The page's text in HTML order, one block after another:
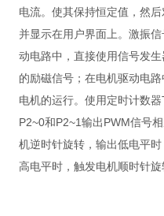
电流。使其保持恒定值，然
并显示在用户界面上。激振
动电路中，直接使用信号发
的励磁信号；在电机驱动电
电机的运行。使用定时计数
P2~0和P2~1输出PWM信号
机逆时针旋转，输出低电平
高电平时，触发电机顺时针旋